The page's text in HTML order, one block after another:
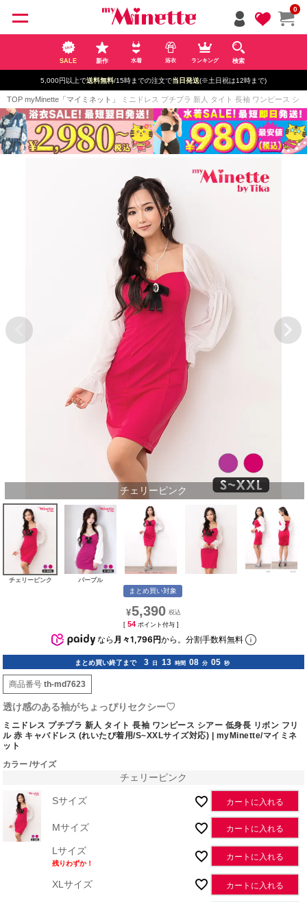
0
SALE 新作 水着 浴衣 ランキング 検索
5,000円以上で送料無料/15時までの注文で当日発送(※土日祝は12時まで)
TOP myMinette「マイミネット」 ミニドレス プチプラ 新人 タイト 長袖 ワンピース シ
チェリーピンク
チェリーピンク パープル
まとめ買い対象
¥5,390
[ 54 ポイント付与 ]
なら 月々1,796円から。分割手数料無料
まとめ買い終了まで 3 日 13 時間 08 分 04 秒
商品番号 th-md7623
透け感のある袖がちょっぴりセクシー♡
ミニドレス プチプラ 新人 タイト 長袖 ワンピース シアー 低身長 リボン フリ
ル 赤 キャバドレス (れいたぴ着用/S~XXLサイズ対応) | myMinette/マイミネ
ット
カラー サイズ
チェリーピンク
Sサイズ カートに入れる
Mサイズ カートに入れる
Lサイズ
残りわずか！
カートに入れる
XLサイズ カートに入れる
ペー
ジト
ップ